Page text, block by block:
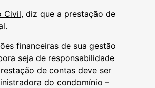
Civil, diz que a prestação de
financeiras de sua gestão
seja de responsabilidade
de contas deve ser
do condomínio –